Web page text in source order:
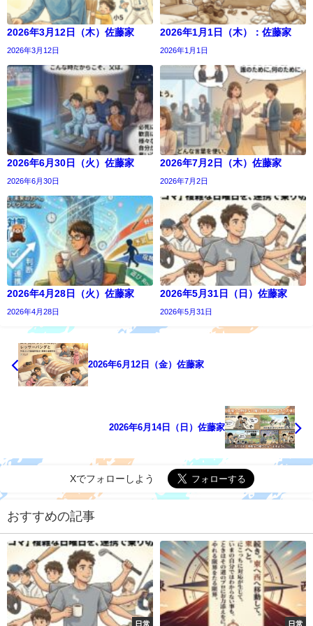
2026年3月12日（木）佐藤家
2026年3月12日
2026年1月1日（木）：佐藤家
2026年1月1日
2026年6月30日（火）佐藤家
2026年6月30日
2026年7月2日（木）佐藤家
2026年7月2日
2026年4月28日（火）佐藤家
2026年4月28日
2026年5月31日（日）佐藤家
2026年5月31日
2026年6月12日（金）佐藤家
2026年6月14日（日）佐藤家
Xでフォローしよう
おすすめの記事
日常 日常